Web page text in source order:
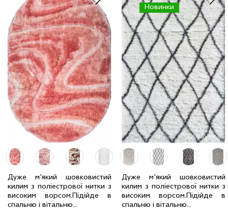
Дуже м'який шовковистий
килим з поліестрової нитки з
високим ворсом.Пiдiйде в
спальню і вітальню...
2.0 x 4.0 м 16792 грн
2.5 x 3.5 м 18366 грн
0.8 x 1.5 м 2 шт
2519 грн
2.0 x 2.9 м
2 шт 12174 грн
Код 8196
Новинки
Дуже м'який шовковистий
килим з поліестрової нитки з
високим ворсом.Пiдiйде в
спальню і вітальню...
0.8 x 1.5 м 2 шт 1763 грн
1.2 x 1.8 м 2 шт 3173 грн
2.0 x 2.9 м 8520 грн
1.6 x 2.3 м 20 шт
5406 грн
2.4 x 3.4 м
14 шт 11987 грн
Код 18221